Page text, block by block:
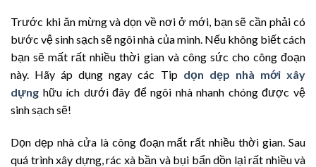
Trước khi ăn mừng và dọn về nơi ở mới, bạn sẽ cần phải có
bước vệ sinh sạch sẽ ngôi nhà của mình. Nếu không biết cách
bạn sẽ mất rất nhiều thời gian và công sức cho công đoạn
này. Hãy áp dụng ngay các Tip dọn dẹp nhà mới xây
dựng hữu ích dưới đây để ngôi nhà nhanh chóng được vệ
sinh sạch sẽ!
Dọn dẹp nhà cửa là công đoạn mất rất nhiều thời gian. Sau
quá trình xây dựng, rác xà bần và bụi bẩn dồn lại rất nhiều và